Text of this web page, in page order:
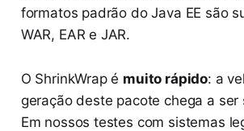
formatos padrão do Java EE são
WAR, EAR e JAR.
O ShrinkWrap é muito rápido: a
geração deste pacote chega a ser
Em nossos testes com sistemas